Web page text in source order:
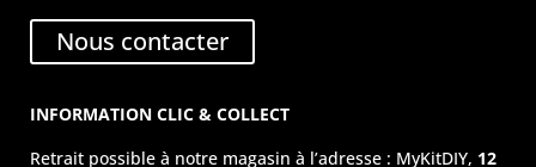
Nous contacter
INFORMATION CLIC & COLLECT
Retrait possible à notre magasin à l’adresse : MyKitDIY, 12